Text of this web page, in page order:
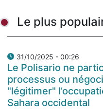
Le plus
31/10/2025 - 00:26
Le Polisario ne
processus ou
"légitimer"
Sahara occidental